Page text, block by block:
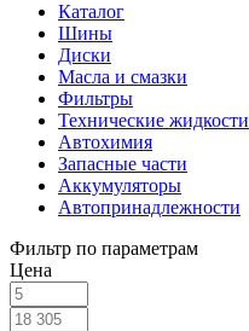
Каталог
Шины
Диски
Масла и смазки
Фильтры
Технические жидкости
Автохимия
Запасные части
Аккумуляторы
Автопринадлежности
Фильтр по параметрам
Цена